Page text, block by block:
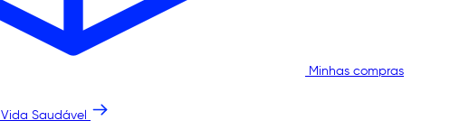
Minhas compras
Vida Saudável